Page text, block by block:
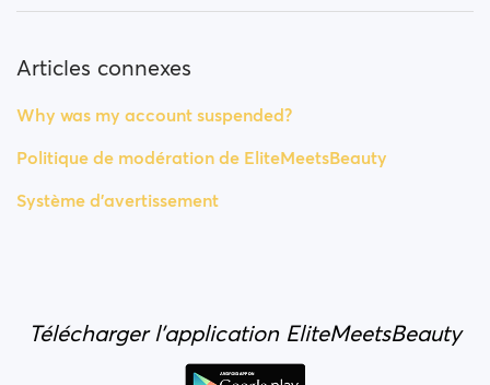
Articles connexes
Why was my account suspended?
Politique de modération de EliteMeetsBeauty
Système d’avertissement
Télécharger l'application EliteMeetsBeauty